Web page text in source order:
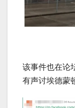
该事件也在论
有声讨埃德蒙